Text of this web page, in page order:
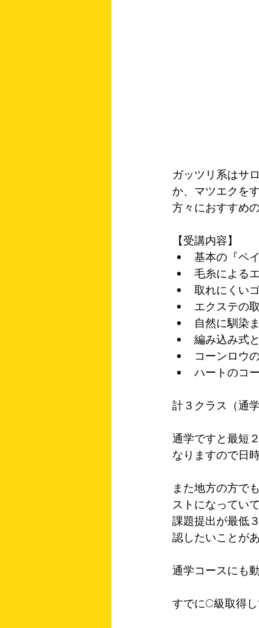
ガッツリ系はサ
か、マツエクを
方々におすすめ
【受講内容】
基本の『ペ
毛糸による
取れにくい
エクステの
自然に馴染
編み込み式
コーンロウ
ハートのコ
計３クラス（通
通学ですと最短
なりますので日
また地方の方で
ストになってい
課題提出が最低
認したいことが
通学コースにも
すでにC級取得